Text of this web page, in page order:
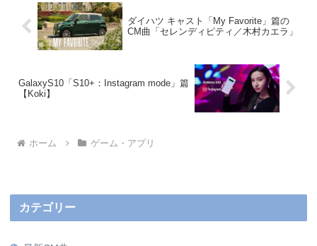
ダイハツ キャスト「My Favorite」篇の
CM曲「セレンディピティ／木村カエラ」
GalaxyS10「S10+：Instagram mode」篇
【Koki】
ホーム ゲーム・アプリ
カテゴリー